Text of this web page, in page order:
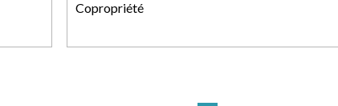
Copropriété